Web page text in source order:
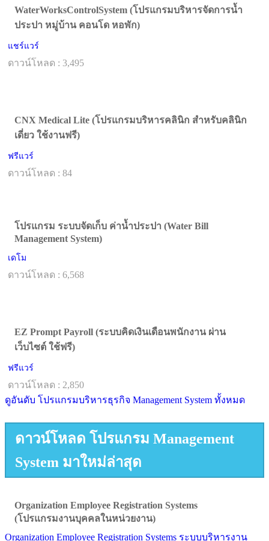
WaterWorksControlSystem (โปรแกรมบริหารจัดการน้ำ
ประปา หมู่บ้าน คอนโด หอพัก)
แชร์แวร์
ดาวน์โหลด : 3,495
CNX Medical Lite (โปรแกรมบริหารคลินิก สำหรับคลินิก
เดี่ยว ใช้งานฟรี)
ฟรีแวร์
ดาวน์โหลด : 84
โปรแกรม ระบบจัดเก็บ ค่าน้ำประปา (Water Bill
Management System)
เดโม
ดาวน์โหลด : 6,568
EZ Prompt Payroll (ระบบคิดเงินเดือนพนักงาน ผ่าน
เว็บไซต์ ใช้ฟรี)
ฟรีแวร์
ดาวน์โหลด : 2,850
ดูอันดับ โปรแกรมบริหารธุรกิจ Management System ทั้งหมด
ดาวน์โหลด โปรแกรม Management
System มาใหม่ล่าสุด
Organization Employee Registration Systems
(โปรแกรมงานบุคคลในหน่วยงาน)
Organization Employee Registration Systems ระบบบริหารงาน